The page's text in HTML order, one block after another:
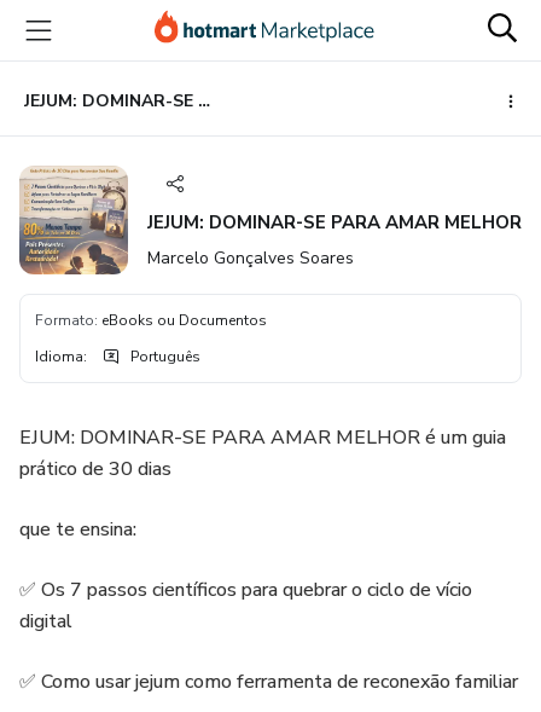
para
conteúdo
principal
para
pagamento
para
rodapé
JEJUM: DOMINAR-SE PARA AMAR MELHOR
JEJUM: DOMINAR-SE PARA AMAR MELHOR
Marcelo Gonçalves Soares
Formato: eBooks ou Documentos
Idioma: Português
EJUM: DOMINAR-SE PARA AMAR MELHOR é um guia
prático de 30 dias
que te ensina:
✅ Os 7 passos científicos para quebrar o ciclo de vício
digital
✅ Como usar jejum como ferramenta de reconexão familiar